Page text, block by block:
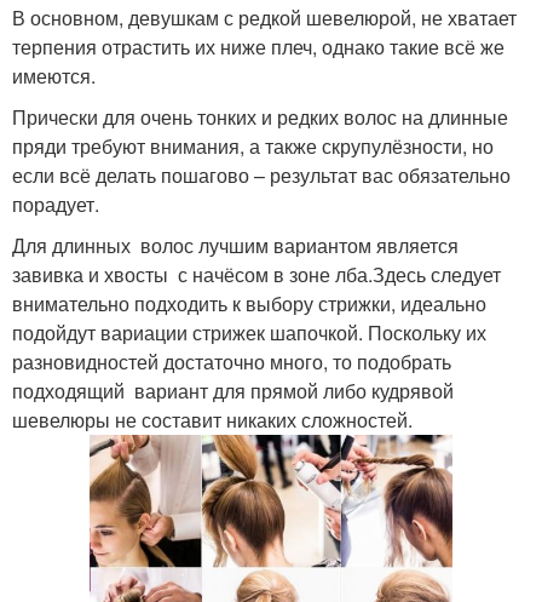
В основном, девушкам с редкой шевелюрой, не хватает
терпения отрастить их ниже плеч, однако такие всё же
имеются.
Прически для очень тонких и редких волос на длинные
пряди требуют внимания, а также скрупулёзности, но
если всё делать пошагово – результат вас обязательно
порадует.
Для длинных волос лучшим вариантом является
завивка и хвосты с начёсом в зоне лба.Здесь следует
внимательно подходить к выбору стрижки, идеально
подойдут вариации стрижек шапочкой. Поскольку их
разновидностей достаточно много, то подобрать
подходящий вариант для прямой либо кудрявой
шевелюры не составит никаких сложностей.